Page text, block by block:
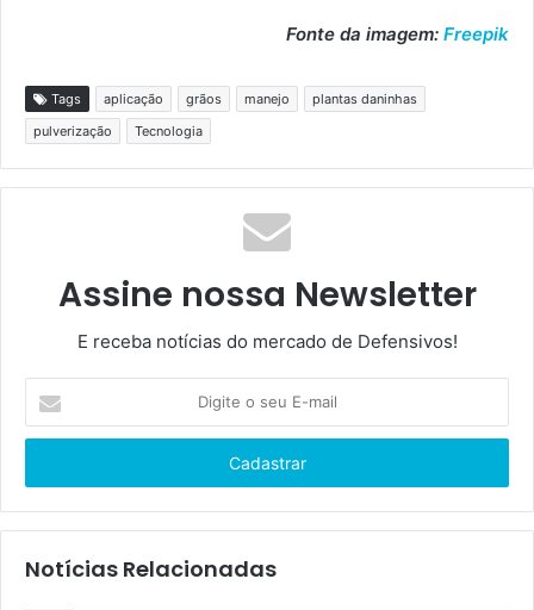
Fonte da imagem: Freepik
Tags aplicação grãos manejo
plantas daninhas
pulverização
Tecnologia
Assine nossa Newsletter
E receba notícias do mercado de Defensivos!
seu
mail
Notícias Relacionadas